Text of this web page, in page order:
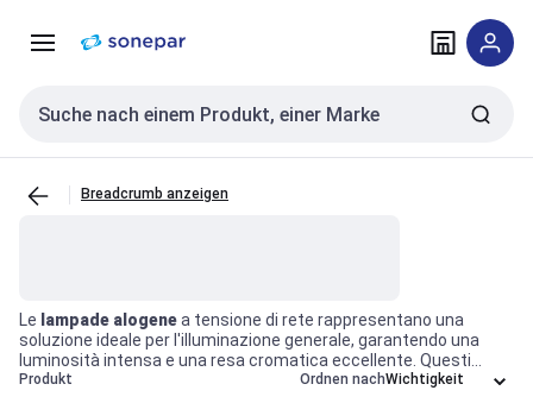
NavigationInhalt
Sucheingabe
Breadcrumb anzeigen
Le lampade alogenea tensione di rete rappresentano una
soluzione ideale per l'illuminazione generale, garantendo una
luminosità intensa e una resa cromatica eccellente. Questi
dispositivi, privi di superficie riflettente, sono progettati per
Produkt Ordnen nach